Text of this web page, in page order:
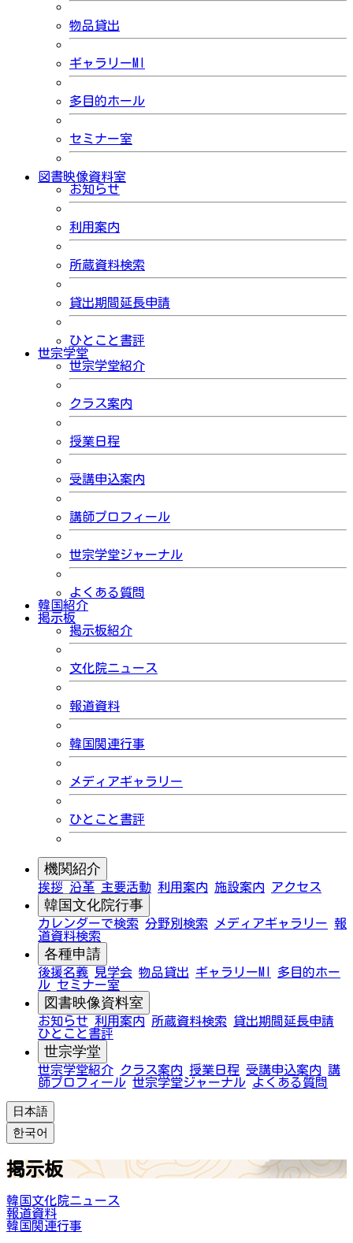
物品貸出
ギャラリーMI
多目的ホール
セミナー室
図書映像資料室
お知らせ
利用案内
所蔵資料検索
貸出期間延長申請
ひとこと書評
世宗学堂
世宗学堂紹介
クラス案内
授業日程
受講申込案内
講師プロフィール
世宗学堂ジャーナル
よくある質問
韓国紹介
掲示板
掲示板紹介
文化院ニュース
報道資料
韓国関連行事
メディアギャラリー
ひとこと書評
機関紹介
挨拶 沿革 主要活動 利用案内 施設案内 アクセス
韓国文化院行事
カレンダーで検索 分野別検索 メディアギャラリー 報
道資料検索
各種申請
後援名義 見学会 物品貸出 ギャラリーMI
多目的ホー
ル セミナー室
図書映像資料室
お知らせ 利用案内 所蔵資料検索
貸出期間延長申請
ひとこと書評
世宗学堂
世宗学堂紹介 クラス案内 授業日程 受講申込案内 講
師プロフィール 世宗学堂ジャーナル よくある質問
日本語
한국어
掲示板
韓国文化院ニュース
報道資料
韓国関連行事